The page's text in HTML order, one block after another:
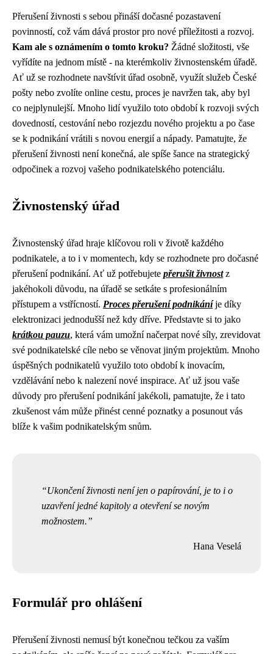
Přerušení živnosti s sebou přináší dočasné pozastavení
povinností, což vám dává prostor pro nové příležitosti a rozvoj.
Kam ale s oznámením o tomto kroku? Žádné složitosti, vše
vyřídíte na jednom místě - na kterémkoliv živnostenském úřadě.
Ať už se rozhodnete navštívit úřad osobně, využít služeb České
pošty nebo zvolíte online cestu, proces je navržen tak, aby byl
co nejplynulejší. Mnoho lidí využilo toto období k rozvoji svých
dovedností, cestování nebo rozjezdu nového projektu a po čase
se k podnikání vrátili s novou energií a nápady. Pamatujte, že
přerušení živnosti není konečná, ale spíše šance na strategický
odpočinek a rozvoj vašeho podnikatelského potenciálu.
Živnostenský úřad
Živnostenský úřad hraje klíčovou roli v životě každého
podnikatele, a to i v momentech, kdy se rozhodnete pro dočasné
přerušení podnikání. Ať už potřebujete přerušit živnostz
jakéhokoli důvodu, na úřadě se setkáte s profesionálním
přístupem a vstřícností. Proces přerušení podnikáníje díky
elektronizaci jednodušší než kdy dříve. Představte si to jako
krátkou pauzu, která vám umožní načerpat nové síly, zrevidovat
své podnikatelské cíle nebo se věnovat jiným projektům. Mnoho
úspěšných podnikatelů využilo toto období k inovacím,
vzdělávání nebo k nalezení nové inspirace. Ať už jsou vaše
důvody pro přerušení podnikání jakékoli, pamatujte, že i tato
zkušenost vám může přinést cenné poznatky a posunout vás
blíže k vašim podnikatelským snům.
Ukončení živnosti není jen o papírování, je to i o
uzavření jedné kapitoly a otevření se novým
možnostem.
Hana Veselá
Formulář pro ohlášení
Přerušení živnosti nemusí být konečnou tečkou za vaším